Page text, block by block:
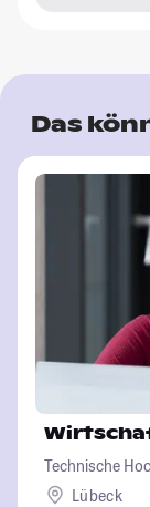
Das
Technische
Lübeck